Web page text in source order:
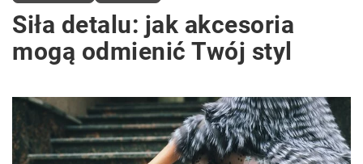
Siła detalu: jak akcesoria
mogą odmienić Twój styl